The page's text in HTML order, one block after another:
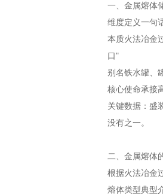
一、金属熔体
维度定义一句
本质火法冶金
口"
别名铁水罐、
核心使命承接
关键数据：盛
没有之一。
二、金属熔
根据火法冶金
熔体类型典型